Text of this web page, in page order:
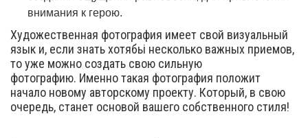
внимания к герою.
Художественная фотография имеет свой визуальный
язык и, если знать хотябьі несколько важных приемов,
то уже можно создать свою сильную
фотографию. Именно такая фотография положит
начало новому авторскому проекту. Который, в свою
очередь, станет основой вашего собственного стиля!